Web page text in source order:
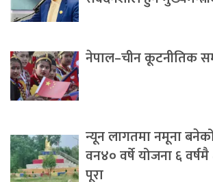
नेपाल–चीन कूटनीतिक
न्यून लागतमा नमूना
वन४० वर्षे योजना ६
पूरा